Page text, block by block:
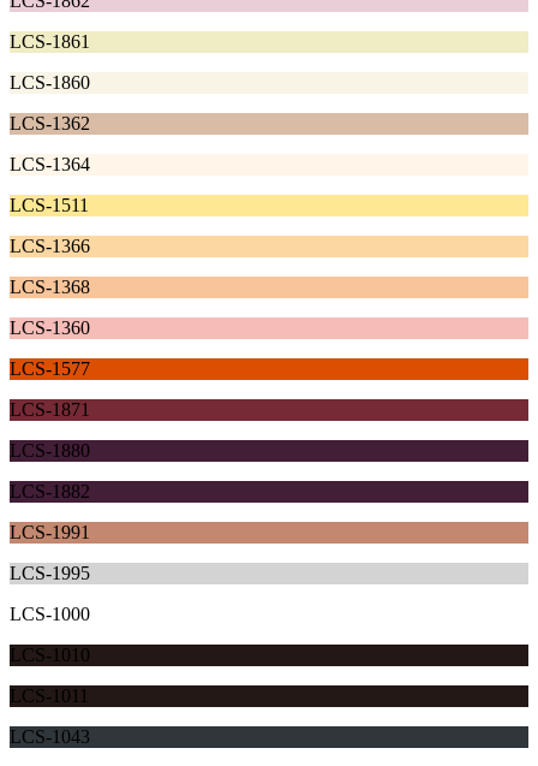
LCS-1861
LCS-1860
LCS-1362
LCS-1364
LCS-1511
LCS-1366
LCS-1368
LCS-1360
LCS-1577
LCS-1871
LCS-1880
LCS-1882
LCS-1991
LCS-1995
LCS-1000
LCS-1010
LCS-1011
LCS-1043